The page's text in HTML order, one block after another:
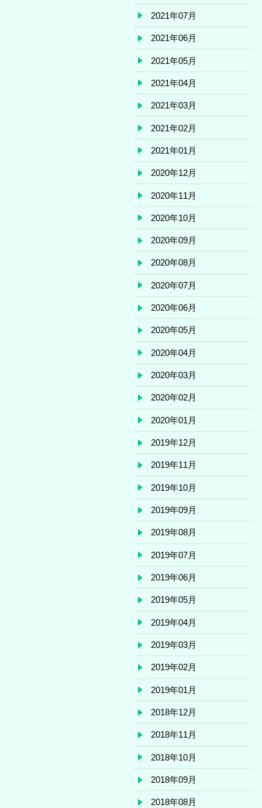
2021年07月
2021年06月
2021年05月
2021年04月
2021年03月
2021年02月
2021年01月
2020年12月
2020年11月
2020年10月
2020年09月
2020年08月
2020年07月
2020年06月
2020年05月
2020年04月
2020年03月
2020年02月
2020年01月
2019年12月
2019年11月
2019年10月
2019年09月
2019年08月
2019年07月
2019年06月
2019年05月
2019年04月
2019年03月
2019年02月
2019年01月
2018年12月
2018年11月
2018年10月
2018年09月
2018年08月